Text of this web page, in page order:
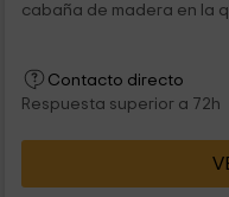
cabaña de madera en la
Contacto directo
Respuesta superior a 72h